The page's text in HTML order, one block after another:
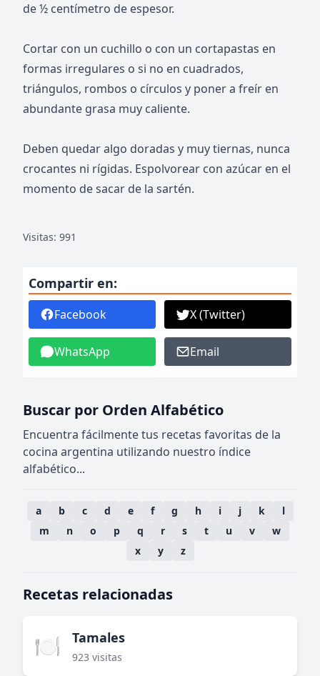
de ½ centímetro de espesor.
Cortar con un cuchillo o con un cortapastas en
formas irregulares o si no en cuadrados,
triángulos, rombos o círculos y poner a freír en
abundante grasa muy caliente.
Deben quedar algo doradas y muy tiernas, nunca
crocantes ni rígidas. Espolvorear con azúcar en el
momento de sacar de la sartén.
Visitas: 991
Compartir en:
Facebook X (Twitter)
WhatsApp Email
Buscar por Orden Alfabético
Encuentra fácilmente tus recetas favoritas de la
cocina argentina utilizando nuestro índice
alfabético...
a b c d e f g h i j k
l
m
n o p q r s t u v
w
x
y z
Recetas relacionadas
🍽️ Tamales
923 visitas